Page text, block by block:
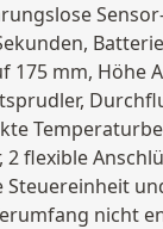
175 mm, Höhe
flexible
nicht